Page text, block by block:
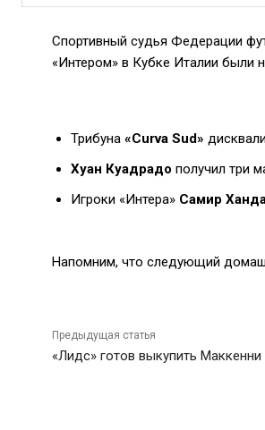
Спортивный судья Федерации
«Интером» в Кубке Италии были
Трибуна «Curva Sud»
Хуан Куадрадо получил три
Игроки «Интера» Самир
Напомним, что следующий
Предыдущая статья
«Лидс» готов выкупить Маккенни